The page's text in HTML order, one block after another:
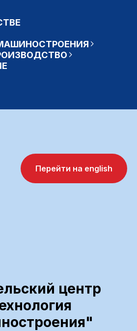
Перейти на english
центр